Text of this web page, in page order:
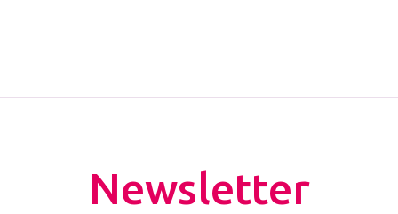
Newsletter